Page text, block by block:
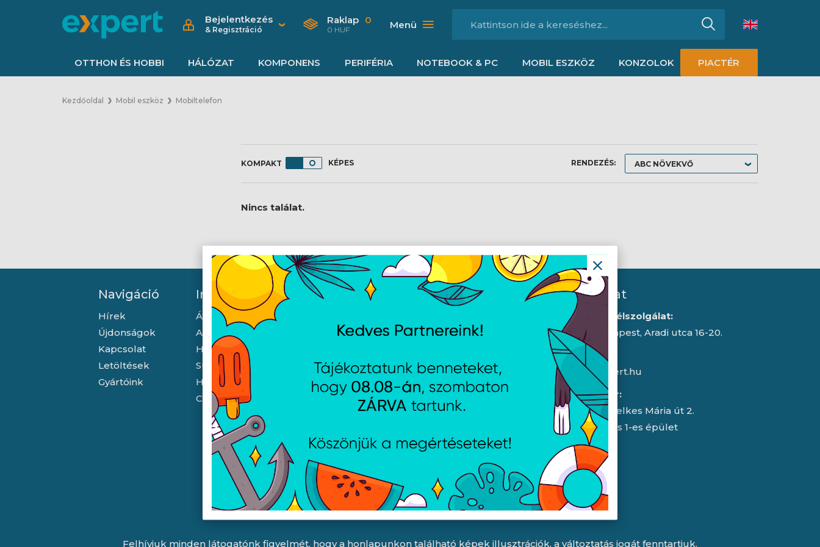
Bejelentkezés
& Regisztráció
Raklap 0
0 HUF Menü
OTTHON ÉS HOBBI HÁLÓZAT KOMPONENS PERIFÉRIA NOTEBOOK & PC MOBIL ESZKÖZ KONZOLOK PIACTÉR
Kezdőoldal Mobil eszköz Mobiltelefon
KÉPES RENDEZÉS:
Nincs találat.
Navigáció
Hírek
Újdonságok
Kapcsolat
Letöltések
Gyártóink
Információ
Általános szerződési feltételek
Adatkezelési tájékoztató
Hallásvédelmi tájékoztató
Süti (cookie) tájékoztató
Házhozszállítási lehetőségek
Céginformáció
Nyitvatartás
Kedd:
Csütörtök:
Péntek:
Garancia (P):
8:00 - 16:30
8:00 - 16:30
8:00 - 15:30
Kapcsolat
Iroda/ügyfélszolgálat:
1043 Budapest, Aradi utca 16-20.
E-mail:
info@expert.hu
RMA/raktár:
2151 Fót, Telkes Mária út 2.
HelloParks 1-es épület
Felhívjuk minden látogatónk figyelmét, hogy a honlapunkon található képek illusztrációk, a változtatás jogát fenntartjuk.